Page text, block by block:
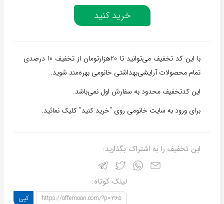
خرید کنید
با این کد تخفیف می‌توانید تا 20هزارتومان از تخفیف 10 درصدی
تمام محصولات آرایشی‌بهداشتی خانومی بهره‌مند شوید.
این کد‌تخفیف محدود به سفارش اول نمی‌باشد.
برای ورود به سایت خانومی روی “خرید کنید” کلیک نمائید.
این تخفیف را به اشتراک بگذارید:
لینک کوتاه:
https://offemoon.com/?p=365 کپی